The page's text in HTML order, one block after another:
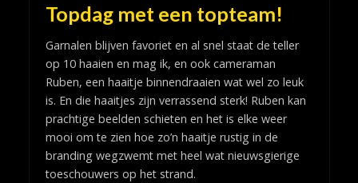
Topdag met een topteam!
Garnalen blijven favoriet en al snel staat de teller
op 10 haaien en mag ik, en ook cameraman
Ruben, een haaitje binnendraaien wat wel zo leuk
is. En die haaitjes zijn verrassend sterk! Ruben kan
prachtige beelden schieten en het is elke weer
mooi om te zien hoe zo’n haaitje rustig in de
branding wegzwemt met heel wat nieuwsgierige
toeschouwers op het strand.